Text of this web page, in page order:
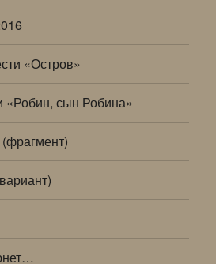
«Остров»
«Робин, сын Робина»